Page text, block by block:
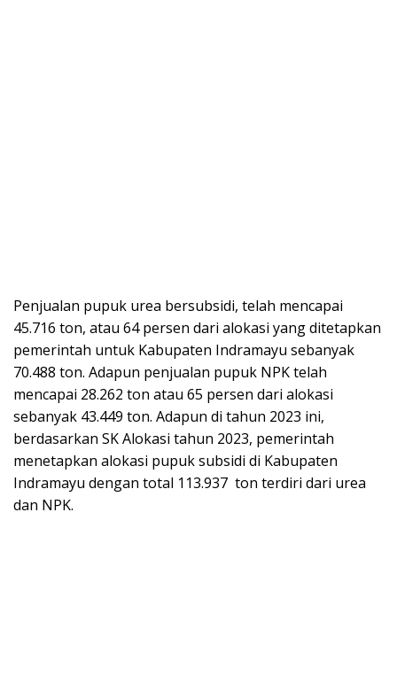
Penjualan pupuk urea bersubsidi, telah mencapai
45.716 ton, atau 64 persen dari alokasi yang ditetapkan
pemerintah untuk Kabupaten Indramayu sebanyak
70.488 ton. Adapun penjualan pupuk NPK telah
mencapai 28.262 ton atau 65 persen dari alokasi
sebanyak 43.449 ton. Adapun di tahun 2023 ini,
berdasarkan SK Alokasi tahun 2023, pemerintah
menetapkan alokasi pupuk subsidi di Kabupaten
Indramayu dengan total 113.937 ton terdiri dari urea
dan NPK.